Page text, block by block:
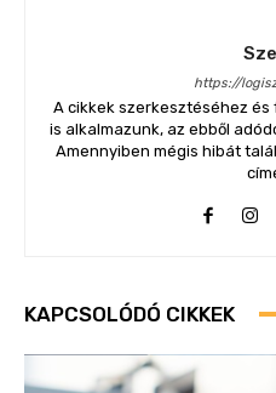
https://
A cikkek szerkesztéséhez
is alkalmazunk, az ebből
Amennyiben mégis hibát
KAPCSOLÓDÓ CIKKEK